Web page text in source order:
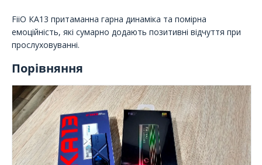
FiiO КА13 притаманна гарна динаміка та помірна
емоційність, які сумарно додають позитивні відчуття при
прослуховуванні.
Порівняння